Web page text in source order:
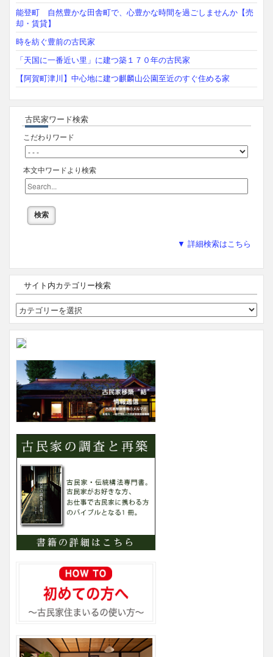
能登町 自然豊かな田舎町で、心豊かな時間を過ごしませんか【売
却・賃貸】
時を紡ぐ豊前の古民家
「天国に一番近い里」に建つ築１７０年の古民家
【阿賀町津川】中心地に建つ麒麟山公園至近のすぐ住める家
古民家ワード検索
こだわりワード
本文中ワードより検索
▼ 詳細検索はこちら
サイト内カテゴリー検索
サ
イ
ト
内
カ
テ
ゴ
リ
ー
検